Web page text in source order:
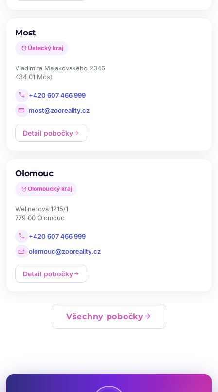
Most
location_on Ústecký kraj
Vladimíra Majakovského 2346
434 01 Most
call +420 607 466 999
mail most@zooreality.cz
Detail pobočkyarrow_forward
Olomouc
location_on Olomoucký kraj
Wellnerova 1215/1
779 00 Olomouc
call +420 607 466 999
mail olomouc@zooreality.cz
Detail pobočkyarrow_forward
Všechny pobočky arrow_forward